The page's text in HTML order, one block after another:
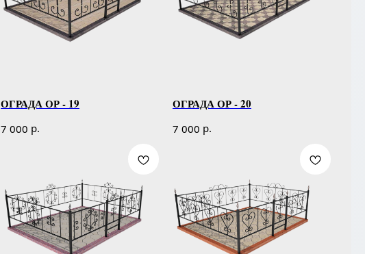
ОГРАДА ОР - 19
7 000 р.
ОГРАДА ОР - 20
7 000 р.